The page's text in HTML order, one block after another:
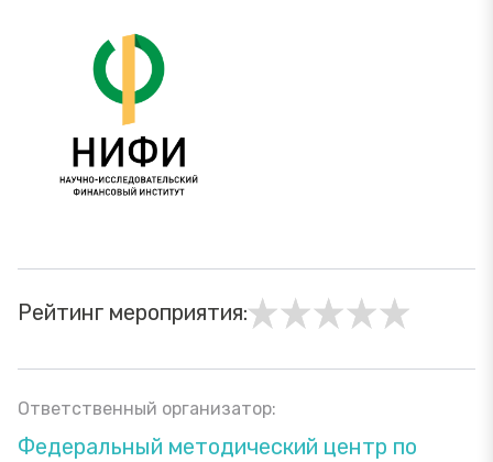
Рейтинг мероприятия:
Ответственный организатор:
Федеральный методический центр по